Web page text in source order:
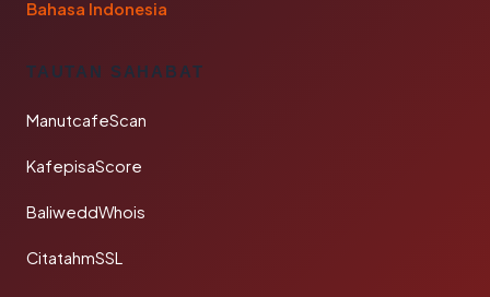
Bahasa Indonesia
TAUTAN SAHABAT
ManutcafeScan
KafepisaScore
BaliweddWhois
CitatahmSSL